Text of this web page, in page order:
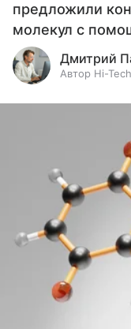
предложили
молекул с
Дмитрий
Автор Hi-